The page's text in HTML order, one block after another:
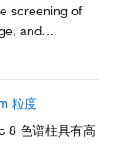
screening of
and
粒度
8 色谱柱具有高